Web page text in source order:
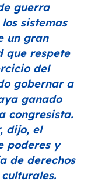
guerra
sistemas
un gran
que respete
del
gobernar a
ganado
congresista.
dijo, el
poderes y
de derechos